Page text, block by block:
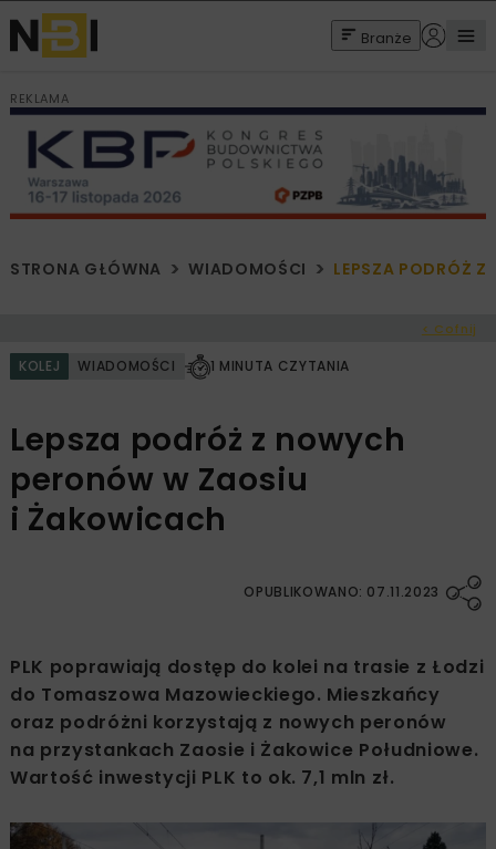
Branże
REKLAMA
STRONA GŁÓWNA WIADOMOŚCI LEPSZA PODRÓŻ
< Cofnij
KOLEJ WIADOMOŚCI 1 MINUTA CZYTANIA
Lepsza podróż z nowych
peronów w Zaosiu
i Żakowicach
OPUBLIKOWANO: 07.11.2023
PLK poprawiają dostęp do kolei na trasie z Łodzi
do Tomaszowa Mazowieckiego. Mieszkańcy
oraz podróżni korzystają z nowych peronów
na przystankach Zaosie i Żakowice Południowe.
Wartość inwestycji PLK to ok. 7,1 mln zł.